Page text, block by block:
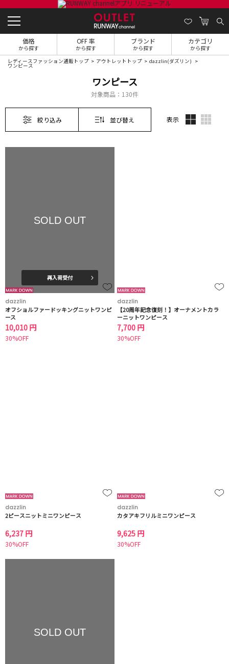
価格
から探す
OFF 率
から探す
ブランド
から探す
カテゴリ
から探す
レディースファッション通販トップ アウトレットトップ dazzlin(ダズリン)
ワンピース
ワンピース
対象商品： 130件
絞り込み 並び替え 表示
SOLD OUT
再入荷受付
dazzlin
オフショルファードッキングニットワンピ
ース
10,010 円
30%OFF
dazzlin
【20周年記念復刻！】オーナメントカラ
ーニットワンピース
7,700 円
30%OFF
dazzlin
2ピースニットミニワンピース
6,237 円
30%OFF
dazzlin
カタアキフリルミニワンピース
9,625 円
30%OFF
SOLD OUT